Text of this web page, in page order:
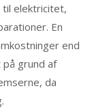
til elektricitet,
En
end
grund af
da